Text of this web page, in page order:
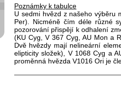
Poznámky k tabulce
U sedmi hvězd z našeho výběru
Per). Nicméně čím déle různé
pozorování přispějí k odhalení
(KU Cyg, V 367 Cyg, AU Mon a
Dvě hvězdy mají nelineární
elipticity složek), V 1068 Cyg a
proměnná hvězda V1016 Ori je